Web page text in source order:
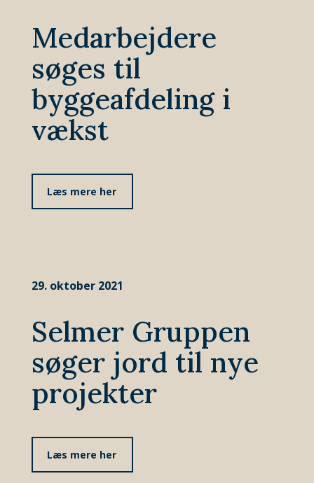
Medarbejdere
søges til
byggeafdeling i
vækst
Læs mere her
29. oktober 2021
Selmer Gruppen
søger jord til nye
projekter
Læs mere her